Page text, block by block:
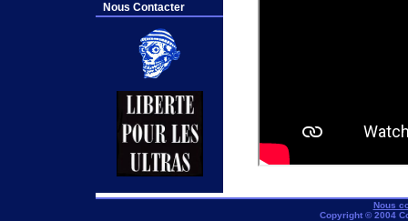
Nous Contacter
Nous
Copyright © 2004